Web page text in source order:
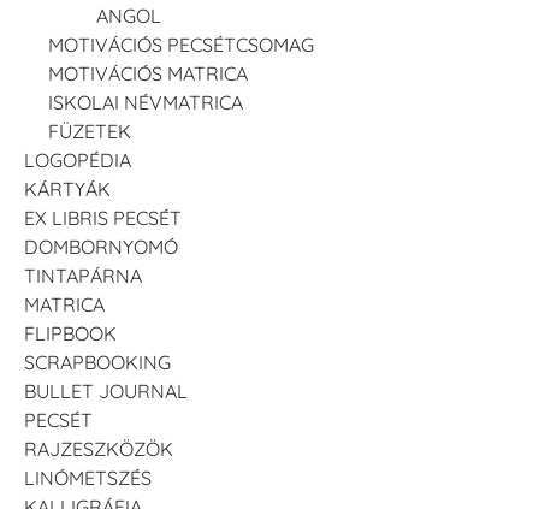
ANGOL
MOTIVÁCIÓS PECSÉTCSOMAG
MOTIVÁCIÓS MATRICA
ISKOLAI NÉVMATRICA
FÜZETEK
LOGOPÉDIA
KÁRTYÁK
EX LIBRIS PECSÉT
DOMBORNYOMÓ
TINTAPÁRNA
MATRICA
FLIPBOOK
SCRAPBOOKING
BULLET JOURNAL
PECSÉT
RAJZESZKÖZÖK
LINÓMETSZÉS